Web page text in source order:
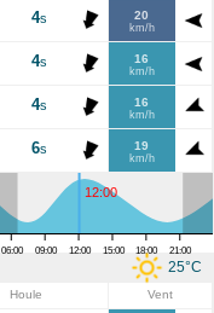
4s 20
km/h
4s 16
km/h
4s 16
km/h
6s 19
km/h
12:00
06:00 09:00 12:00 15:00 18:00 21:00
25°C
Houle Vent